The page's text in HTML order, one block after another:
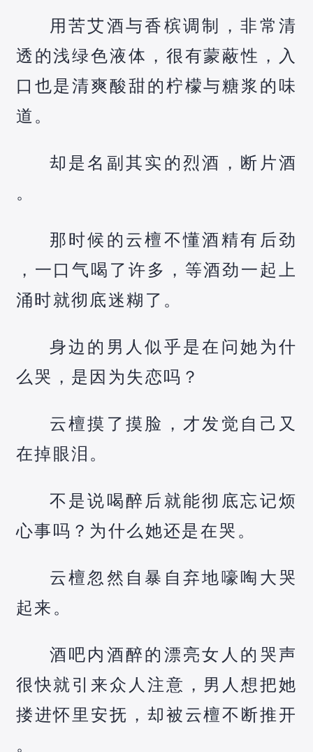
用苦艾酒与香槟调制，非常清
透的浅绿色液体，很有蒙蔽性，入
口也是清爽酸甜的柠檬与糖浆的味
道。
却是名副其实的烈酒，断片酒
。
那时候的云檀不懂酒精有后劲
，一口气喝了许多，等酒劲一起上
涌时就彻底迷糊了。
身边的男人似乎是在问她为什
么哭，是因为失恋吗？
云檀摸了摸脸，才发觉自己又
在掉眼泪。
不是说喝醉后就能彻底忘记烦
心事吗？为什么她还是在哭。
云檀忽然自暴自弃地嚎啕大哭
起来。
酒吧内酒醉的漂亮女人的哭声
很快就引来众人注意，男人想把她
搂进怀里安抚，却被云檀不断推开
。